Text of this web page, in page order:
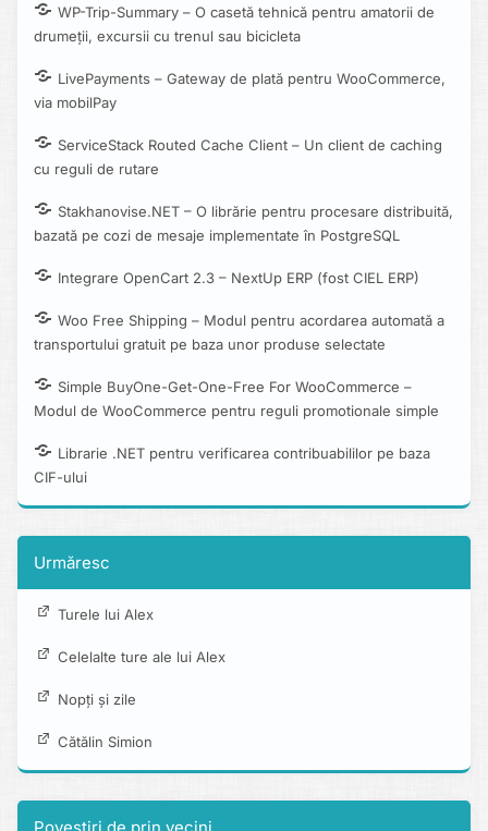
WP-Trip-Summary – O casetă tehnică pentru amatorii de
drumeții, excursii cu trenul sau bicicleta
LivePayments – Gateway de plată pentru WooCommerce,
via mobilPay
ServiceStack Routed Cache Client – Un client de caching
cu reguli de rutare
Stakhanovise.NET – O librărie pentru procesare distribuită,
bazată pe cozi de mesaje implementate în PostgreSQL
Integrare OpenCart 2.3 – NextUp ERP (fost CIEL ERP)
Woo Free Shipping – Modul pentru acordarea automată a
transportului gratuit pe baza unor produse selectate
Simple BuyOne-Get-One-Free For WooCommerce –
Modul de WooCommerce pentru reguli promotionale simple
Librarie .NET pentru verificarea contribuabililor pe baza
CIF-ului
Urmăresc
Turele lui Alex
Celelalte ture ale lui Alex
Nopți și zile
Cătălin Simion